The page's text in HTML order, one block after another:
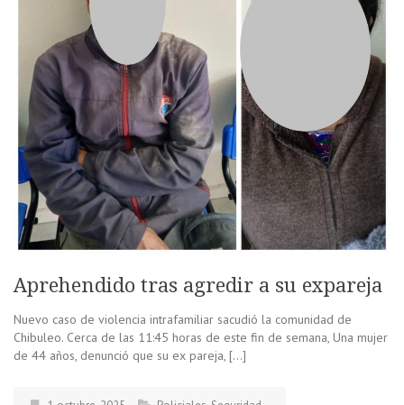
Aprehendido tras agredir a su expareja
Nuevo caso de violencia intrafamiliar sacudió la comunidad de
Chibuleo. Cerca de las 11:45 horas de este fin de semana, Una mujer
de 44 años, denunció que su ex pareja, […]